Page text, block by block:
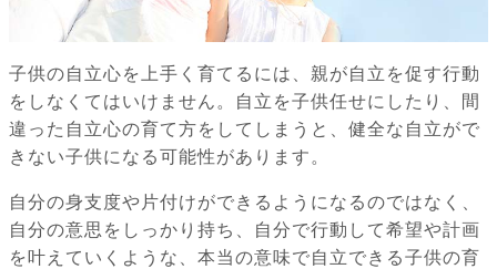
子供の自立心を上手く育てるには、親が自立を促す行動
をしなくてはいけません。自立を子供任せにしたり、間
違った自立心の育て方をしてしまうと、健全な自立がで
きない子供になる可能性があります。
自分の身支度や片付けができるようになるのではなく、
自分の意思をしっかり持ち、自分で行動して希望や計画
を叶えていくような、本当の意味で自立できる子供の育